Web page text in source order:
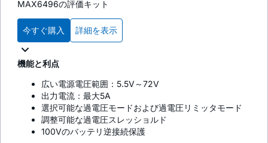
MAX6496の評価キット
今すぐ購入 詳細を表示
機能と利点
広い電源電圧範囲：5.5V～72V
出力電流：最大5A
選択可能な過電圧モードおよび過電圧リミッタモード
調整可能な過電圧スレッショルド
100Vのバッテリ逆接続保護